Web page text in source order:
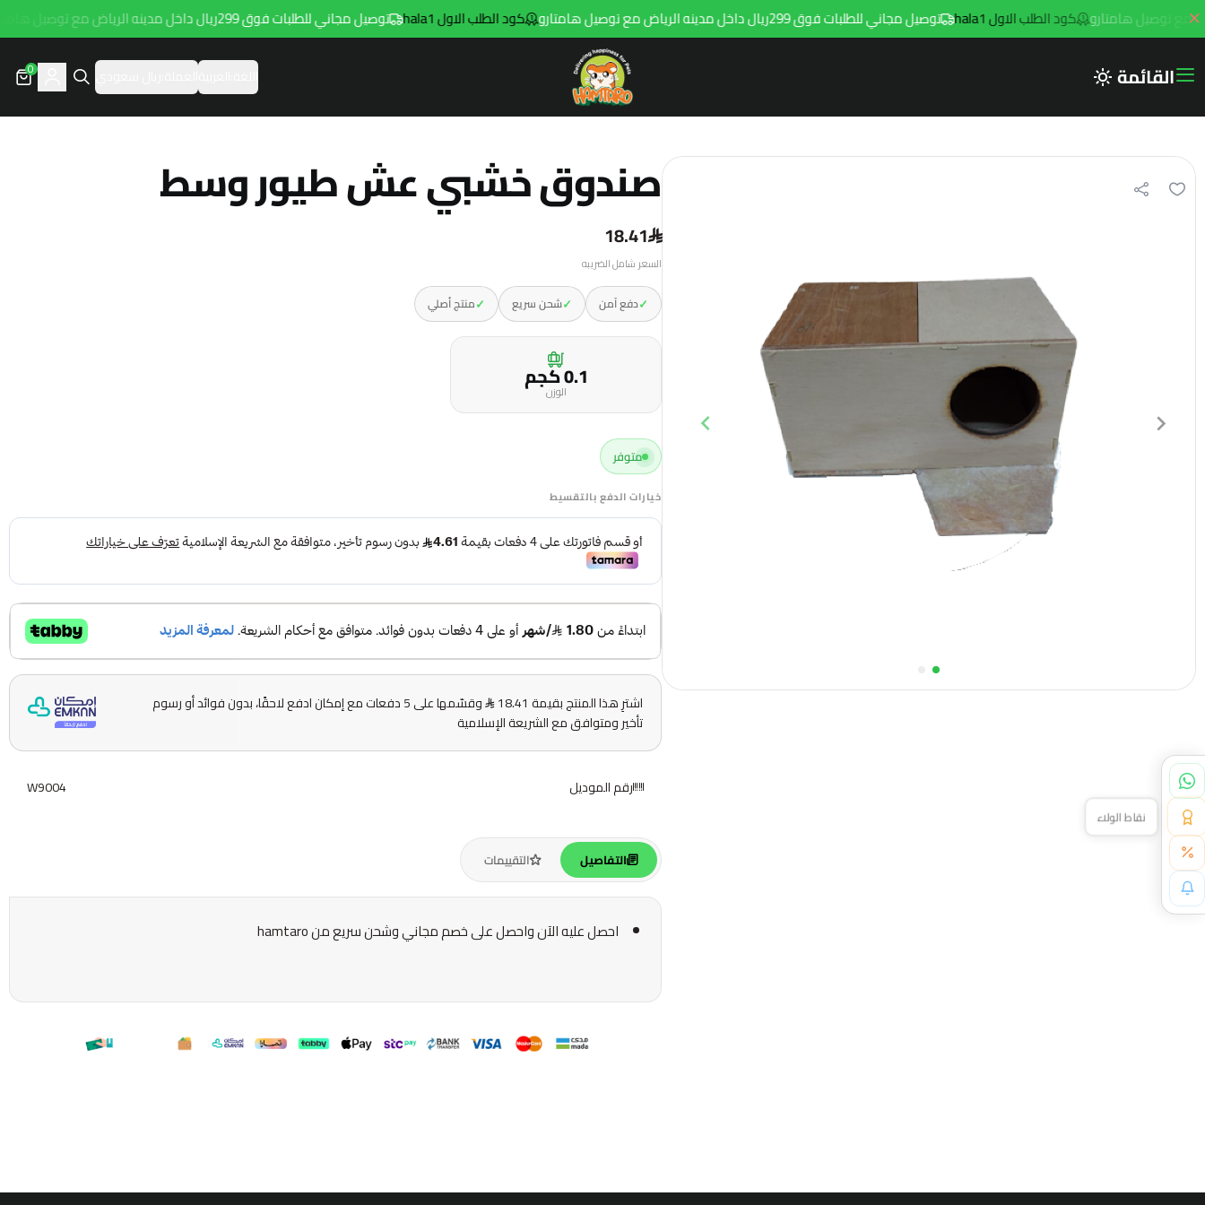
كود الطلب الاول hala1 توصيل مجاني للطلبات فوق 299ريال داخل مدينه الرياض مع توصيل هامتارو كود الطلب الاول hala1 توصيل مجاني للطلبات فوق 299ريال داخل مدينه الرياض مع توصيل هامتارو
القائمة Hamtaro
0
صندوق خشبي عش طيور وسط
18.41
السعر شامل الضريبه
✓دفع آمن ✓شحن سريع ✓منتج أصلي
0.1 كجمالوزن
متوفر
خيارات الدفع بالتقسيط
اشترِ هذا المنتج بقيمة 18.41
وقسّمها على 5 دفعات مع إمكان ادفع لاحقًا، بدون فوائد أو رسوم
تأخير ومتوافق مع الشريعة الإسلامية
رقم الموديل W9004
التفاصيل التقييمات
احصل عليه الآن واحصل على خصم مجاني وشحن سريع من hamtaro
نقاط الولاء